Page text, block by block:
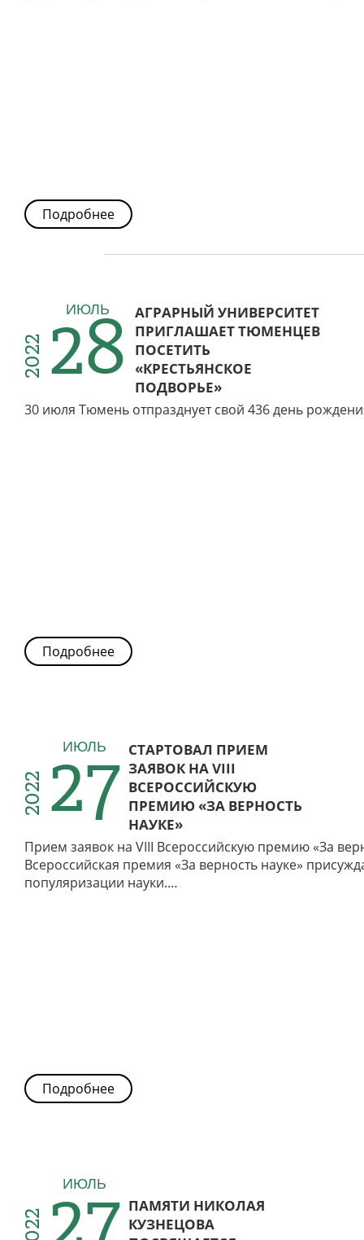
Подробнее
2022
ИЮЛЬ
28
АГРАРНЫЙ УНИВЕРСИТЕТ
ПРИГЛАШАЕТ ТЮМЕНЦЕВ
ПОСЕТИТЬ
«КРЕСТЬЯНСКОЕ
ПОДВОРЬЕ»
30 июля Тюмень отпразднует свой 436 день
Подробнее
2022
ИЮЛЬ
27 СТАРТОВАЛ ПРИЕМ
ЗАЯВОК НА VIII
ВСЕРОССИЙСКУЮ
ПРЕМИЮ «ЗА ВЕРНОСТЬ
НАУКЕ»
Прием заявок на VIII Всероссийскую премию «За
Всероссийская премия «За верность науке»
популяризации науки.…
Подробнее
2022
ИЮЛЬ
ПАМЯТИ НИКОЛАЯ
КУЗНЕЦОВА